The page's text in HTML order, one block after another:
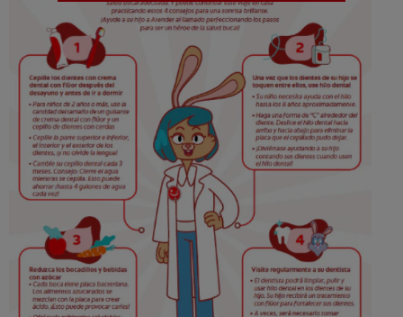
CHEQUEO DE SALUD BUCAL
CORRESPONDENCIA DE PRODUCTOS
PARA PROFESIONALES
SUSCRÍBASE